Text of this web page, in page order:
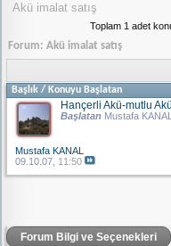
Akü imalat satış
Toplam 1 adet
Forum: Akü imalat satış
Başlık / Konuyu Başlatan
Hançerli Akü-mutlu
Başlatan Mustafa
Mustafa KANAL
09.10.07, 11:50
Forum Bilgi ve Seçenekleri